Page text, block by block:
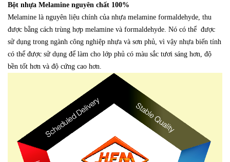
Bột nhựa Melamine nguyên chất 100%
Melamine là nguyên liệu chính của nhựa melamine formaldehyde, thu
được bằng cách trùng hợp melamine và formaldehyde. Nó có thể được
sử dụng trong ngành công nghiệp nhựa và sơn phủ, vì vậy nhựa biến tính
có thể được sử dụng để làm cho lớp phủ có màu sắc tươi sáng hơn, độ
bền tốt hơn và độ cứng cao hơn.